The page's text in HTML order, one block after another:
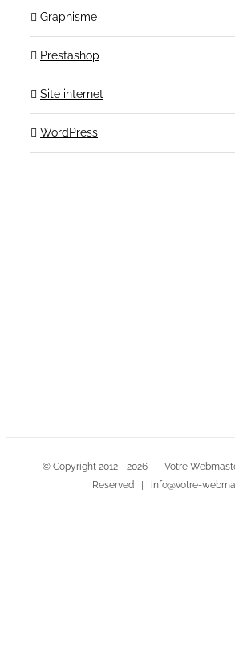
Graphisme
Prestashop
Site internet
WordPress
© Copyright 2012 - 2026 | Votre
Reserved | info@votre-